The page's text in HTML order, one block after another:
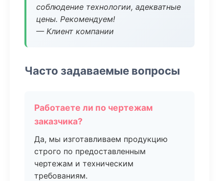
соблюдение технологии, адекватные
цены. Рекомендуем!
— Клиент компании
Часто задаваемые вопросы
Работаете ли по чертежам
заказчика?
Да, мы изготавливаем продукцию
строго по предоставленным
чертежам и техническим
требованиям.